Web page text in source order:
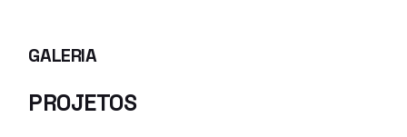
GALERIA
PROJETOS